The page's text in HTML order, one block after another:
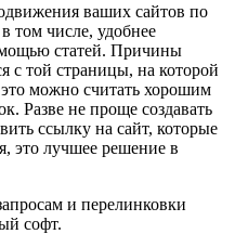
ваших сайтов по
том числе, удобнее
статей. Причины
с той страницы, на которой
это можно считать хорошим
Разве не проще создавать
ссылку на сайт, которые
это лучшее решение в
и перелинковки
софт.